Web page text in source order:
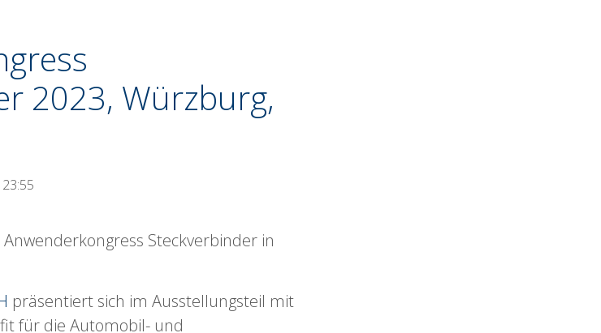
2023, Würzburg,
Steckverbinder in
präsentiert sich im Ausstellungsteil mit
für die Automobil- und